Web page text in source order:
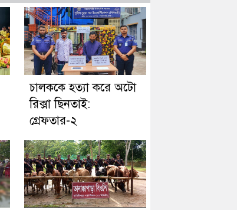
চালককে হত্যা করে অটো
রিক্সা ছিনতাই:
গ্রেফতার-২